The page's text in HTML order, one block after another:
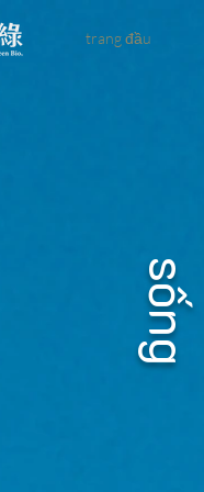
trang đầu
g